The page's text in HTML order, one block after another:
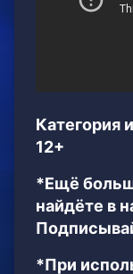
Категория
12+
*Ещё
найдёте в
*При